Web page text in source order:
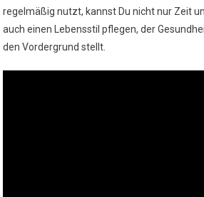
regelmäßig nutzt, kannst Du nicht nur Zeit
auch einen Lebensstil pflegen, der
den Vordergrund stellt.